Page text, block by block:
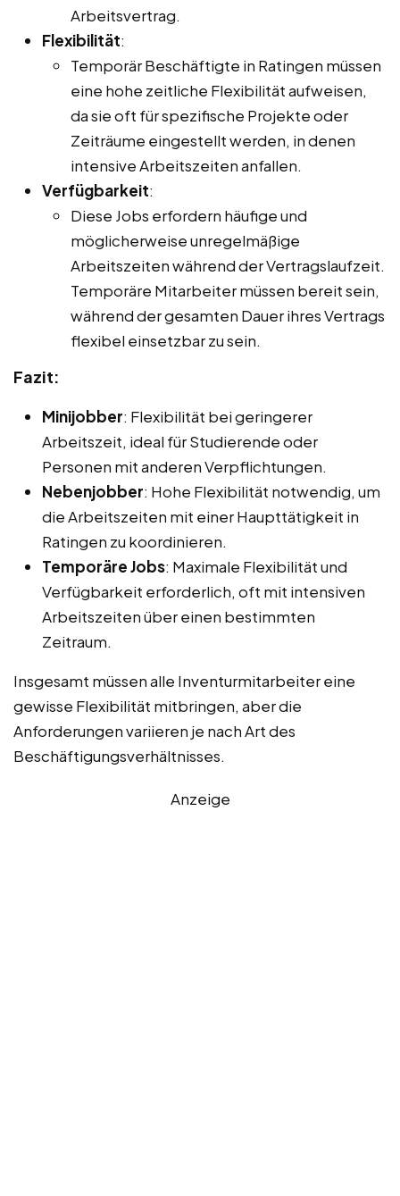
Arbeitsvertrag.
Flexibilität:
Temporär Beschäftigte in Ratingen müssen
eine hohe zeitliche Flexibilität aufweisen,
da sie oft für spezifische Projekte oder
Zeiträume eingestellt werden, in denen
intensive Arbeitszeiten anfallen.
Verfügbarkeit:
Diese Jobs erfordern häufige und
möglicherweise unregelmäßige
Arbeitszeiten während der Vertragslaufzeit.
Temporäre Mitarbeiter müssen bereit sein,
während der gesamten Dauer ihres Vertrags
flexibel einsetzbar zu sein.
Fazit:
Minijobber: Flexibilität bei geringerer
Arbeitszeit, ideal für Studierende oder
Personen mit anderen Verpflichtungen.
Nebenjobber: Hohe Flexibilität notwendig, um
die Arbeitszeiten mit einer Haupttätigkeit in
Ratingen zu koordinieren.
Temporäre Jobs: Maximale Flexibilität und
Verfügbarkeit erforderlich, oft mit intensiven
Arbeitszeiten über einen bestimmten
Zeitraum.
Insgesamt müssen alle Inventurmitarbeiter eine
gewisse Flexibilität mitbringen, aber die
Anforderungen variieren je nach Art des
Beschäftigungsverhältnisses.
Anzeige